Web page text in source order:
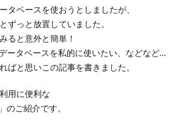
タベースを使おうとしましたが、
ずっと放置していました。
ると意外と簡単！
ータベースを私的に使いたい、などなど…
ばと思いこの記事を書きました。
用に便利な
のご紹介です。